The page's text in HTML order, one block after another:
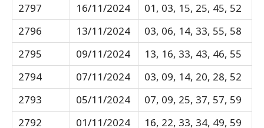
2797
16/11/2024
01, 03, 15, 25, 45, 52
2796
13/11/2024
03, 06, 14, 33, 55, 58
2795
09/11/2024
13, 16, 33, 43, 46, 55
2794
07/11/2024
03, 09, 14, 20, 28, 52
2793
05/11/2024
07, 09, 25, 37, 57, 59
2792
01/11/2024 16, 22, 33, 34, 49, 59